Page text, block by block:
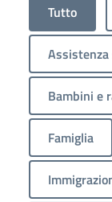
Tutto
Assistenza
Bambini e
Famiglia